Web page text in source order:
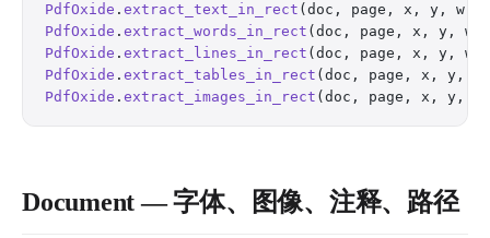
PdfOxide . extract_text_in_rect (doc, page, x, y,
PdfOxide . extract_words_in_rect (doc, page, x, y,
PdfOxide . extract_lines_in_rect (doc, page, x, y,
PdfOxide . extract_tables_in_rect (doc, page, x, y,
PdfOxide . extract_images_in_rect (doc, page, x, y,
Document — 字体、图像、注释、路径